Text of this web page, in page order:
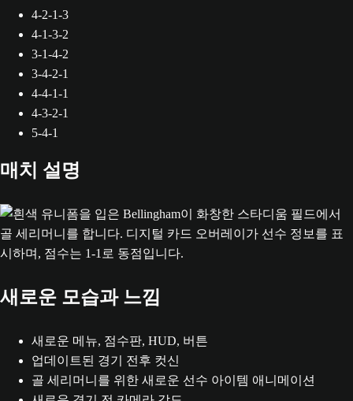
4-2-1-3
4-1-3-2
3-1-4-2
3-4-2-1
4-4-1-1
4-3-2-1
5-4-1
매치 설명
새로운 모습과 느낌
새로운 메뉴, 점수판, HUD, 버튼
업데이트된 경기 전후 컷신
골 세리머니를 위한 새로운 선수 아이템 애니메이션